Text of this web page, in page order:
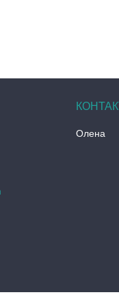
Олена